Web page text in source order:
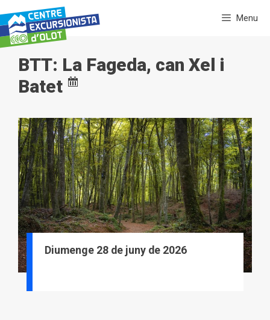
al
contingut
Menu
BTT: La Fageda, can Xel i
Batet
Diumenge 28 de juny de 2026